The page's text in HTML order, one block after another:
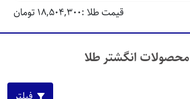
قیمت طلا :18,504,300 تومان
محصولات انگشتر طلا